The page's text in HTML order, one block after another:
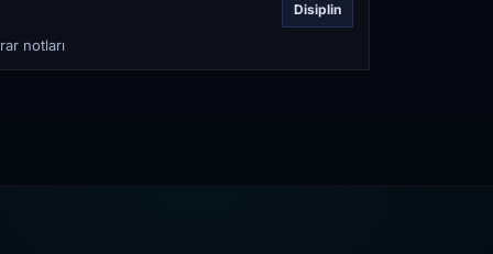
Disiplin
notları